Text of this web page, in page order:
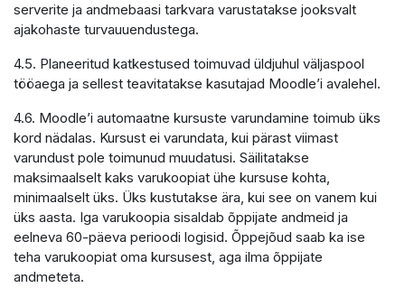
serverite ja andmebaasi tarkvara varustatakse jooksvalt
ajakohaste turvauuendustega.
4.5. Planeeritud katkestused toimuvad üldjuhul väljaspool
tööaega ja sellest teavitatakse kasutajad Moodle’i avalehel.
4.6. Moodle’i automaatne kursuste varundamine toimub üks
kord nädalas. Kursust ei varundata, kui pärast viimast
varundust pole toimunud muudatusi. Säilitatakse
maksimaalselt kaks varukoopiat ühe kursuse kohta,
minimaalselt üks. Üks kustutakse ära, kui see on vanem kui
üks aasta. Iga varukoopia sisaldab õppijate andmeid ja
eelneva 60-päeva perioodi logisid. Õppejõud saab ka ise
teha varukoopiat oma kursusest, aga ilma õppijate
andmeteta.